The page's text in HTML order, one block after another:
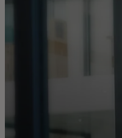
Untuk inovator